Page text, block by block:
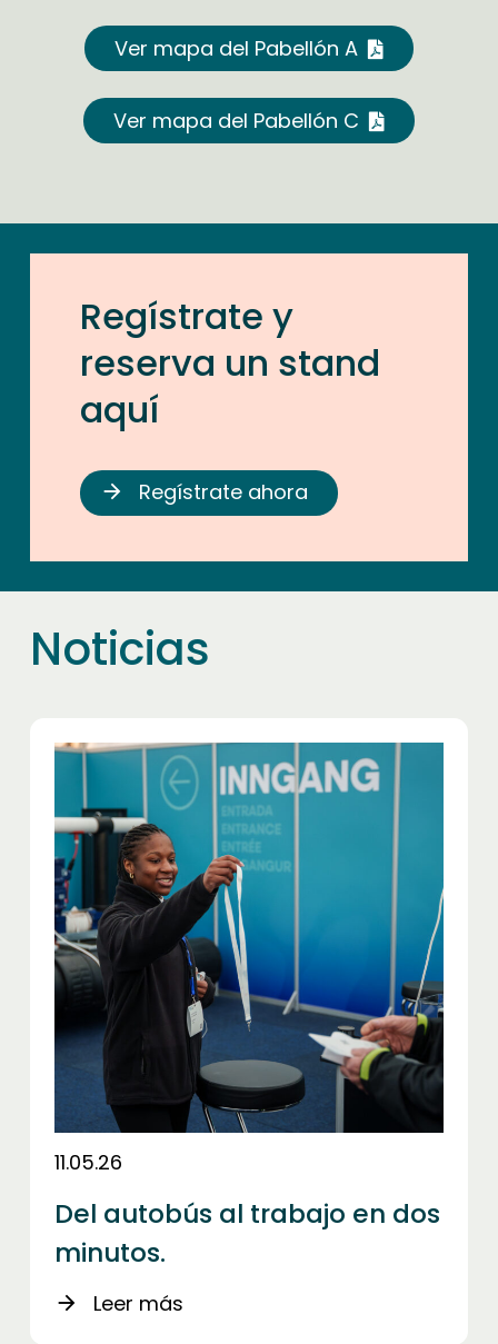
Ver mapa del Pabellón A
Ver mapa del Pabellón C
Regístrate y
reserva un stand
aquí
arrow_forward Regístrate ahora
Noticias
11.05.26
Del autobús al trabajo en dos
minutos.
arrow_forward Leer más